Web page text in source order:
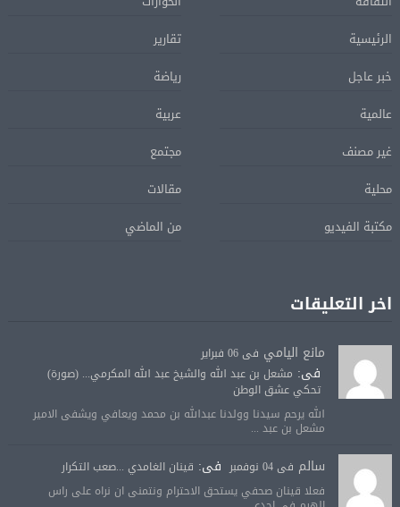
الرئيسية
تقارير
خبر عاجل
رياضة
عالمية
عربية
غير مصنف
مجتمع
محلية
مقالات
مكتبة الفيديو
من الماضي
اخر التعليقات
مانع اليامي فى 06 فبراير
فى: مشعل بن عبد الله والشيخ عبد الله المكرمي... (صورة)
تحكي عشق الوطن
الله يرحم سيدنا وولدنا عبدالله بن محمد ويعافي ويشفى الامير
مشعل بن عبد ...
سالم فى 04 نوفمبر فى: قينان الغامدي ...صعب التكرار
فعلا قينان صحفي يستحق الاحترام ونتمنى ان نراه على راس